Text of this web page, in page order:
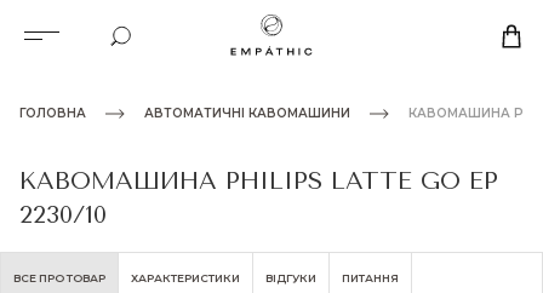
ГОЛОВНА АВТОМАТИЧНІ КАВОМАШИНИ КАВОМАШИНА
КАВОМАШИНА PHILIPS LATTE GO EP
2230/10
ВСЕ ПРО ТОВАР ХАРАКТЕРИСТИКИ ВІДГУКИ ПИТАННЯ